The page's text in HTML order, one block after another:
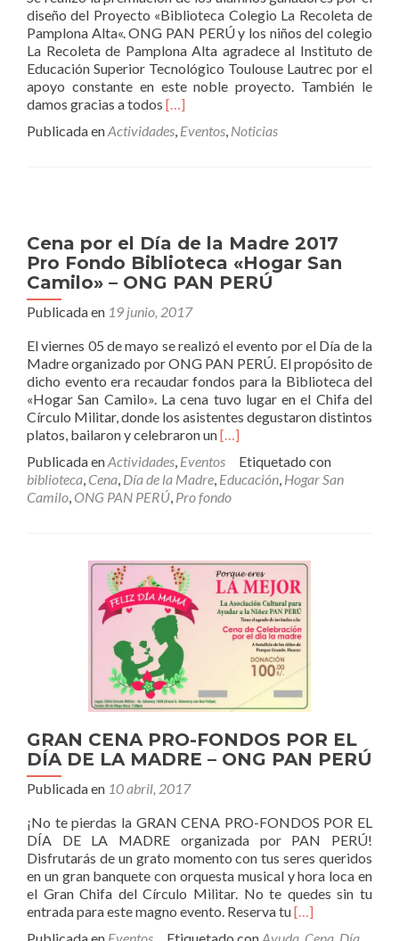
diseño del Proyecto «Biblioteca Colegio La Recoleta de
Pamplona Alta«. ONG PAN PERÚ y los niños del colegio
La Recoleta de Pamplona Alta agradece al Instituto de
Educación Superior Tecnológico Toulouse Lautrec por el
apoyo constante en este noble proyecto. También le
damos gracias a todos Leer
Toulouse
La
Recoleta
de
Alta
ONG
PAN
PERÚ
[…]
Publicada enActividades, Eventos, Noticias
Cena por el Día de la Madre 2017
Pro Fondo Biblioteca «Hogar San
Camilo» – ONG PAN PERÚ
Publicada en 19 junio, 2017
El viernes 05 de mayo se realizó el evento por el Día de la
Madre organizado por ONG PAN PERÚ. El propósito de
dicho evento era recaudar fondos para la Biblioteca del
«Hogar San Camilo». La cena tuvo lugar en el Chifa del
Círculo Militar, donde los asistentes degustaron distintos
platos, bailaron y celebraron unLeer
por
el
Día
Madre
2017
Pro
Fondo
Biblioteca
«Hogar
–
PAN
PERÚ
[…]
Publicada enActividades, Eventos
Etiquetado con
biblioteca, Cena, Día de la Madre, Educación, Hogar San
Camilo, ONG PAN PERÚ, Pro fondo
GRAN CENA PRO-FONDOS POR EL
DÍA DE LA MADRE – ONG PAN PERÚ
Publicada en 10 abril, 2017
¡No te pierdas la GRAN CENA PRO-FONDOS POR EL
DÍA DE LA MADRE organizada por PAN PERÚ!
Disfrutarás de un grato momento con tus seres queridos
en un gran banquete con orquesta musical y hora loca en
el Gran Chifa del Círculo Militar. No te quedes sin tu
entrada para este magno evento. Reserva tuLeer
[…]
Publicada en Eventos Etiquetado conAyuda Cena Día